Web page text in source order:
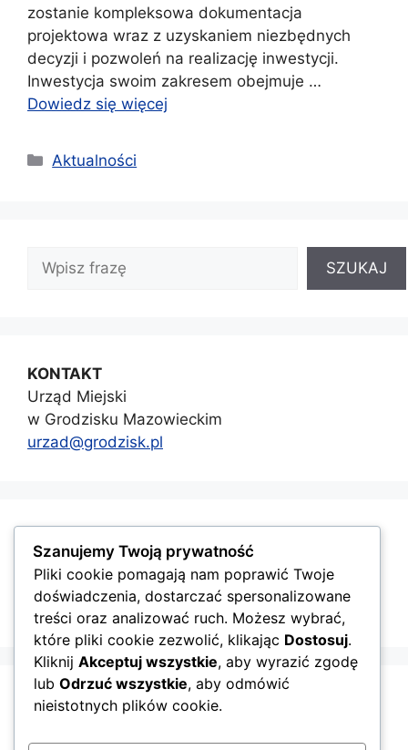
zostanie kompleksowa dokumentacja
projektowa wraz z uzyskaniem niezbędnych
decyzji i pozwoleń na realizację inwestycji.
Inwestycja swoim zakresem obejmuje …
Dowiedz się więcej
Kategorie
Aktualności
SZUKAJ
KONTAKT
Urząd Miejski
w Grodzisku Mazowieckim
urzad@grodzisk.pl
Szanujemy Twoją prywatność
Pliki cookie pomagają nam poprawić Twoje
doświadczenia, dostarczać spersonalizowane
treści oraz analizować ruch. Możesz wybrać,
które pliki cookie zezwolić, klikając Dostosuj.
Kliknij Akceptuj wszystkie, aby wyrazić zgodę
lub Odrzuć wszystkie, aby odmówić
nieistotnych plików cookie.